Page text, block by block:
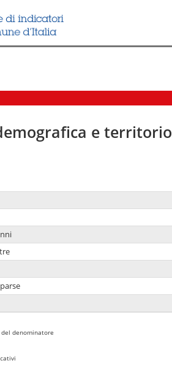
e territorio
denominatore